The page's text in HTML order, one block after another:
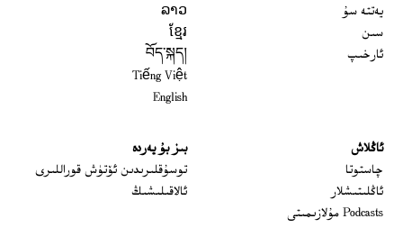
يەتتە سۇ
سىن
ئارخىپ
ລາວ
ខ្មែរ
བོད་སྐད།
Tiếng Việt
English
ئاڭلاش
چاستوتا
ئاڭلىتىشلار
Podcasts مۇلازىمىتى
بىز بۇ يەردە
توسۇقلىرىدىن ئۆتۈش قوراللىرى
ئالاقىلىشىڭ